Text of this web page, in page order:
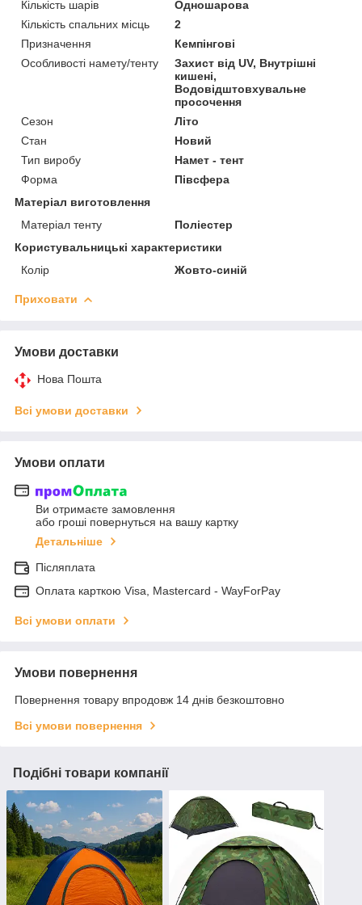
Кількість шарів
Одношарова
Кількість спальних місць
2
Призначення
Кемпінгові
Особливості намету/тенту
Захист від UV, Внутрішні
кишені,
Водовідштовхувальне
просочення
Сезон
Літо
Стан
Новий
Тип виробу
Намет - тент
Форма
Півсфера
Матеріал виготовлення
Матеріал тенту
Поліестер
Користувальницькі характеристики
Колір
Жовто-синій
Приховати
Умови доставки
Нова Пошта
Всі умови доставки
Умови оплати
Ви отримаєте замовлення
або гроші повернуться на вашу картку
Детальніше
Післяплата
Оплата карткою Visa, Mastercard - WayForPay
Всі умови оплати
Умови повернення
Повернення товару впродовж 14 днів безкоштовно
Всі умови повернення
Подібні товари компанії